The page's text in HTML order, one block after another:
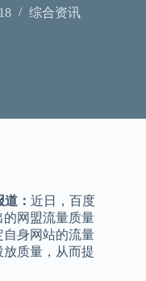
综合资讯
： 近日，百度
网盟流量质量
身网站的流量
质量，从而提